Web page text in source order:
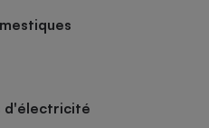
d'électricité